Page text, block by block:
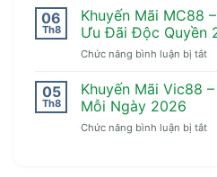
vs
08-
06
Th8
Khuyến Mãi MC88
Ưu Đãi Độc Quyền
Chức năng bình luận bị tắtở
05
Th8
Khuyến Mãi Vic88
Mỗi Ngày 2026
Chức năng bình luận bị tắtở